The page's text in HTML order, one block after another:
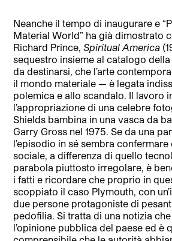
Neanche il tempodi inaugurare e
Material World” ha già dimostrato
Richard Prince,Spiritual America
sequestro insieme al catalogo
da destinarsi, che l’arte
il mondo materiale — è legata
polemica e allo scandalo. Il lavoro
l’appropriazione di una celebre
Shields bambina in una vasca da
Garry Gross nel 1975. Se da una
l’episodio in sé sembra
sociale, a differenza di quello
parabola piuttosto irregolare, è
i fatti e ricordare che proprio in
scoppiato il caso Plymouth, con
due persone protagoniste di
pedofilia. Si tratta di una notizia
l’opinione pubblica del paese ed è